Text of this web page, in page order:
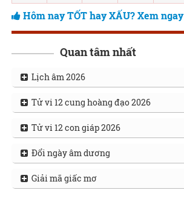
Hôm nay TỐT hay XẤU? Xem ngay
Quan tâm nhất
Lịch âm 2026
Tử vi 12 cung hoàng đạo 2026
Tử vi 12 con giáp 2026
Đổi ngày âm dương
Giải mã giấc mơ